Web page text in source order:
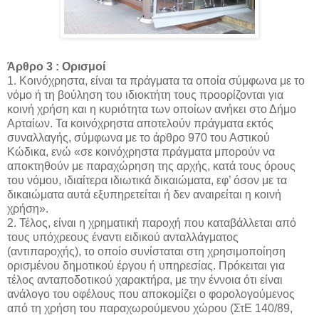
Άρθρο 3 : Ορισμοί
1. Κοινόχρηστα, είναι τα πράγματα τα οποία σύμφωνα με το
νόμο ή τη βούληση του ιδιοκτήτη τους προορίζονται για
κοινή χρήση και η κυριότητα των οποίων ανήκει στο Δήμο
Αρταίων. Τα κοινόχρηστα αποτελούν πράγματα εκτός
συναλλαγής, σύμφωνα με το άρθρο 970 του Αστικού
Κώδικα, ενώ «σε κοινόχρηστα πράγματα μπορούν να
αποκτηθούν με παραχώρηση της αρχής, κατά τους όρους
του νόμου, ιδιαίτερα ιδιωτικά δικαιώματα, εφ’ όσον με τα
δικαιώματα αυτά εξυπηρετείται ή δεν αναιρείται η κοινή
χρήση».
2. Τέλος, είναι η χρηματική παροχή που καταβάλλεται από
τους υπόχρεους έναντι ειδικού ανταλλάγματος
(αντιπαροχής), το οποίο συνίσταται στη χρησιμοποίηση
ορισμένου δημοτικού έργου ή υπηρεσίας. Πρόκειται για
τέλος ανταποδοτικού χαρακτήρα, με την έννοια ότι είναι
ανάλογο του οφέλους που αποκομίζει ο φορολογούμενος
από τη χρήση του παραχωρούμενου χώρου (ΣτΕ 140/89,